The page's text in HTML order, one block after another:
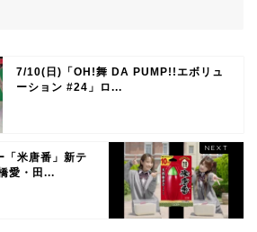
7/10(日)「OH!舞 DA PUMP!!エボリュ
ーション #24」ロ...
「米唐番」新テ
愛・田...